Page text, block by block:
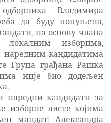
Владимира
да буду попуњена,
на основу члана
изборима,
наредним кандидатима
Група грађана Рашка
није био додељен
наредни кандидати за
изборне листе којима
мандат: Александра